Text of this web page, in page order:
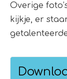
Overige
kijkje, er